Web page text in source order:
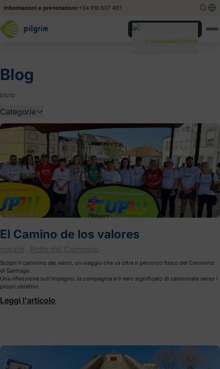
Informazioni e prenotazioni:+34 910 607 497
Español
Español
TI CHIAMIAMO GRATIS!
Blog
Inizio
Categorie
Altro
Consigli Informazioni base
El Camino de los valores
notizie Rotte del Cammino
Scopri Il cammino dei valori, un viaggio che va oltre il percorso fisico del Cammino
di Santiago.
Una riflessione sull’impegno, la compagnia e il vero significato di camminare verso i
propri obiettivi.
Leggi l'articolo